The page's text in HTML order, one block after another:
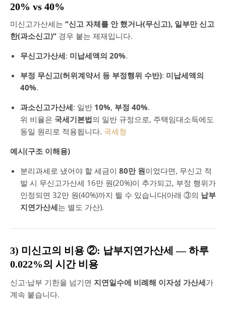
20% vs 40%
미신고가산세는 “신고 자체를 안 했거나(무신고), 일부만 신고
한(과소신고)” 경우 붙는 제재입니다.
무신고가산세: 미납세액의 20%.
부정 무신고(허위계약서 등 부정행위 수반): 미납세액의
40%.
과소신고가산세: 일반 10%, 부정 40%.
위 비율은 국세기본법의 일반 규정으로, 주택임대소득에도
동일 원리로 적용됩니다. 국세청
예시(구조 이해용)
분리과세로 냈어야 할 세금이 80만 원이었다면, 무신고 적
발 시 무신고가산세 16만 원(20%)이 추가되고, 부정 행위가
인정되면 32만 원(40%)까지 뛸 수 있습니다(아래 ③의 납부
지연가산세는 별도 가산).
3) 미신고의 비용 ②: 납부지연가산세 — 하루
0.022%의 시간 비용
신고·납부 기한을 넘기면 지연일수에 비례해 이자성 가산세가
계속 붙습니다.